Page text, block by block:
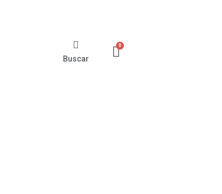
Buscar